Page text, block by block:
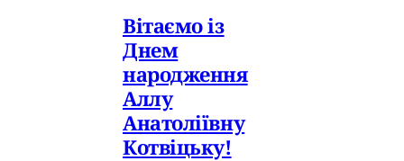
Вітаємо із
Днем
народження
Аллу
Анатоліївну
Котвіцьку!